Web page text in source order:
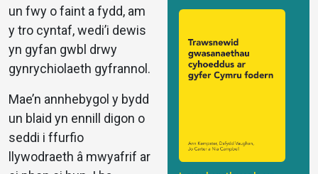
un fwy o faint a fydd, am
y tro cyntaf, wedi’i dewis
yn gyfan gwbl drwy
gynrychiolaeth gyfrannol.
Mae’n annhebygol y bydd
un blaid yn ennill digon o
seddi i ffurfio
llywodraeth â mwyafrif ar